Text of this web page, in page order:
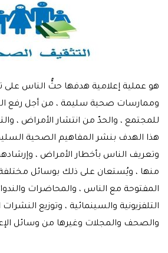
هو عملية إعلامية هدفها حثُّ الناس على
وممارسات صحية سليمة ، من أجل رفع
للمجتمع ، والحدّ من انتشار الأمراض ،
هذا الهدف بنشر المفاهيم الصحية
وتعريف الناس بأخطار الأمراض ،
منها ، ويُستعان على ذلك بوسائل مختلفة
المفتوحة مع الناس ، والمحاضرات
التلفزيونية والسينمائية ، وتوزيع
والصحف والمجلات وغيرها من وسائل